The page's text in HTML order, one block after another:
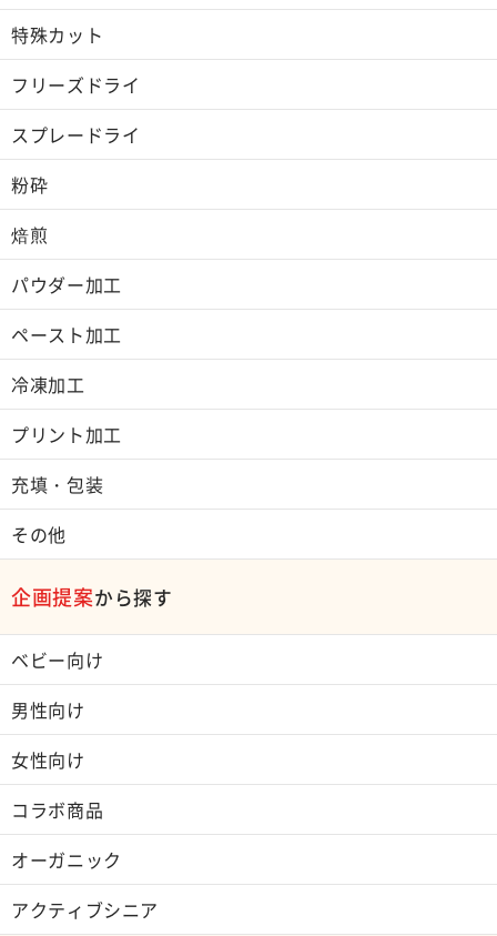
特殊カット
フリーズドライ
スプレードライ
粉砕
焙煎
パウダー加工
ペースト加工
冷凍加工
プリント加工
充填・包装
その他
企画提案から探す
ベビー向け
男性向け
女性向け
コラボ商品
オーガニック
アクティブシニア